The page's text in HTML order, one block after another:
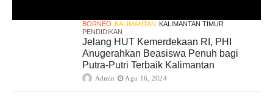
BORNEO KALIMANTAN KALIMANTAN TIMUR
PENDIDIKAN
Jelang HUT Kemerdekaan RI, PHI
Anugerahkan Beasiswa Penuh bagi
Putra-Putri Terbaik Kalimantan
Admin Agu 16, 2024